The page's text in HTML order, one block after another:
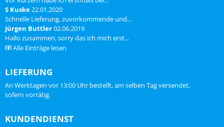
S Kuske22.01.2020
Schnelle Lieferung, zuvorkommende und...
Jürgen Buttler02.06.2019
Hallo zusammen, sorry das ich mich erst...
Alle Einträge lesen
LIEFERUNG
An Werktagen vor 13:00 Uhr bestellt, am selben Tag versendet,
sofern vorrätig.
KUNDENDIENST